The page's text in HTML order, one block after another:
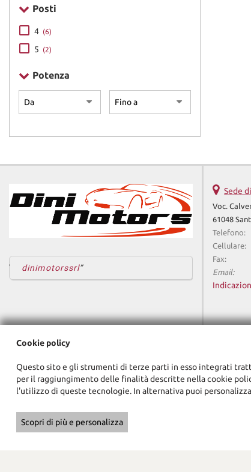
Posti
4 (6)
5 (2)
Potenza
dinimotorssrl
Sede
Voc.
61048
Telefono:
Cellulare:
Fax:
Email:
Cookie policy
Questo sito e gli strumenti di terze parti in esso integrati
per il raggiungimento delle finalità descritte nella cookie
l'utilizzo di queste tecnologie. In alternativa puoi
Scopri di più e personalizza